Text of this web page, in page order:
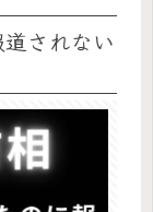
されない